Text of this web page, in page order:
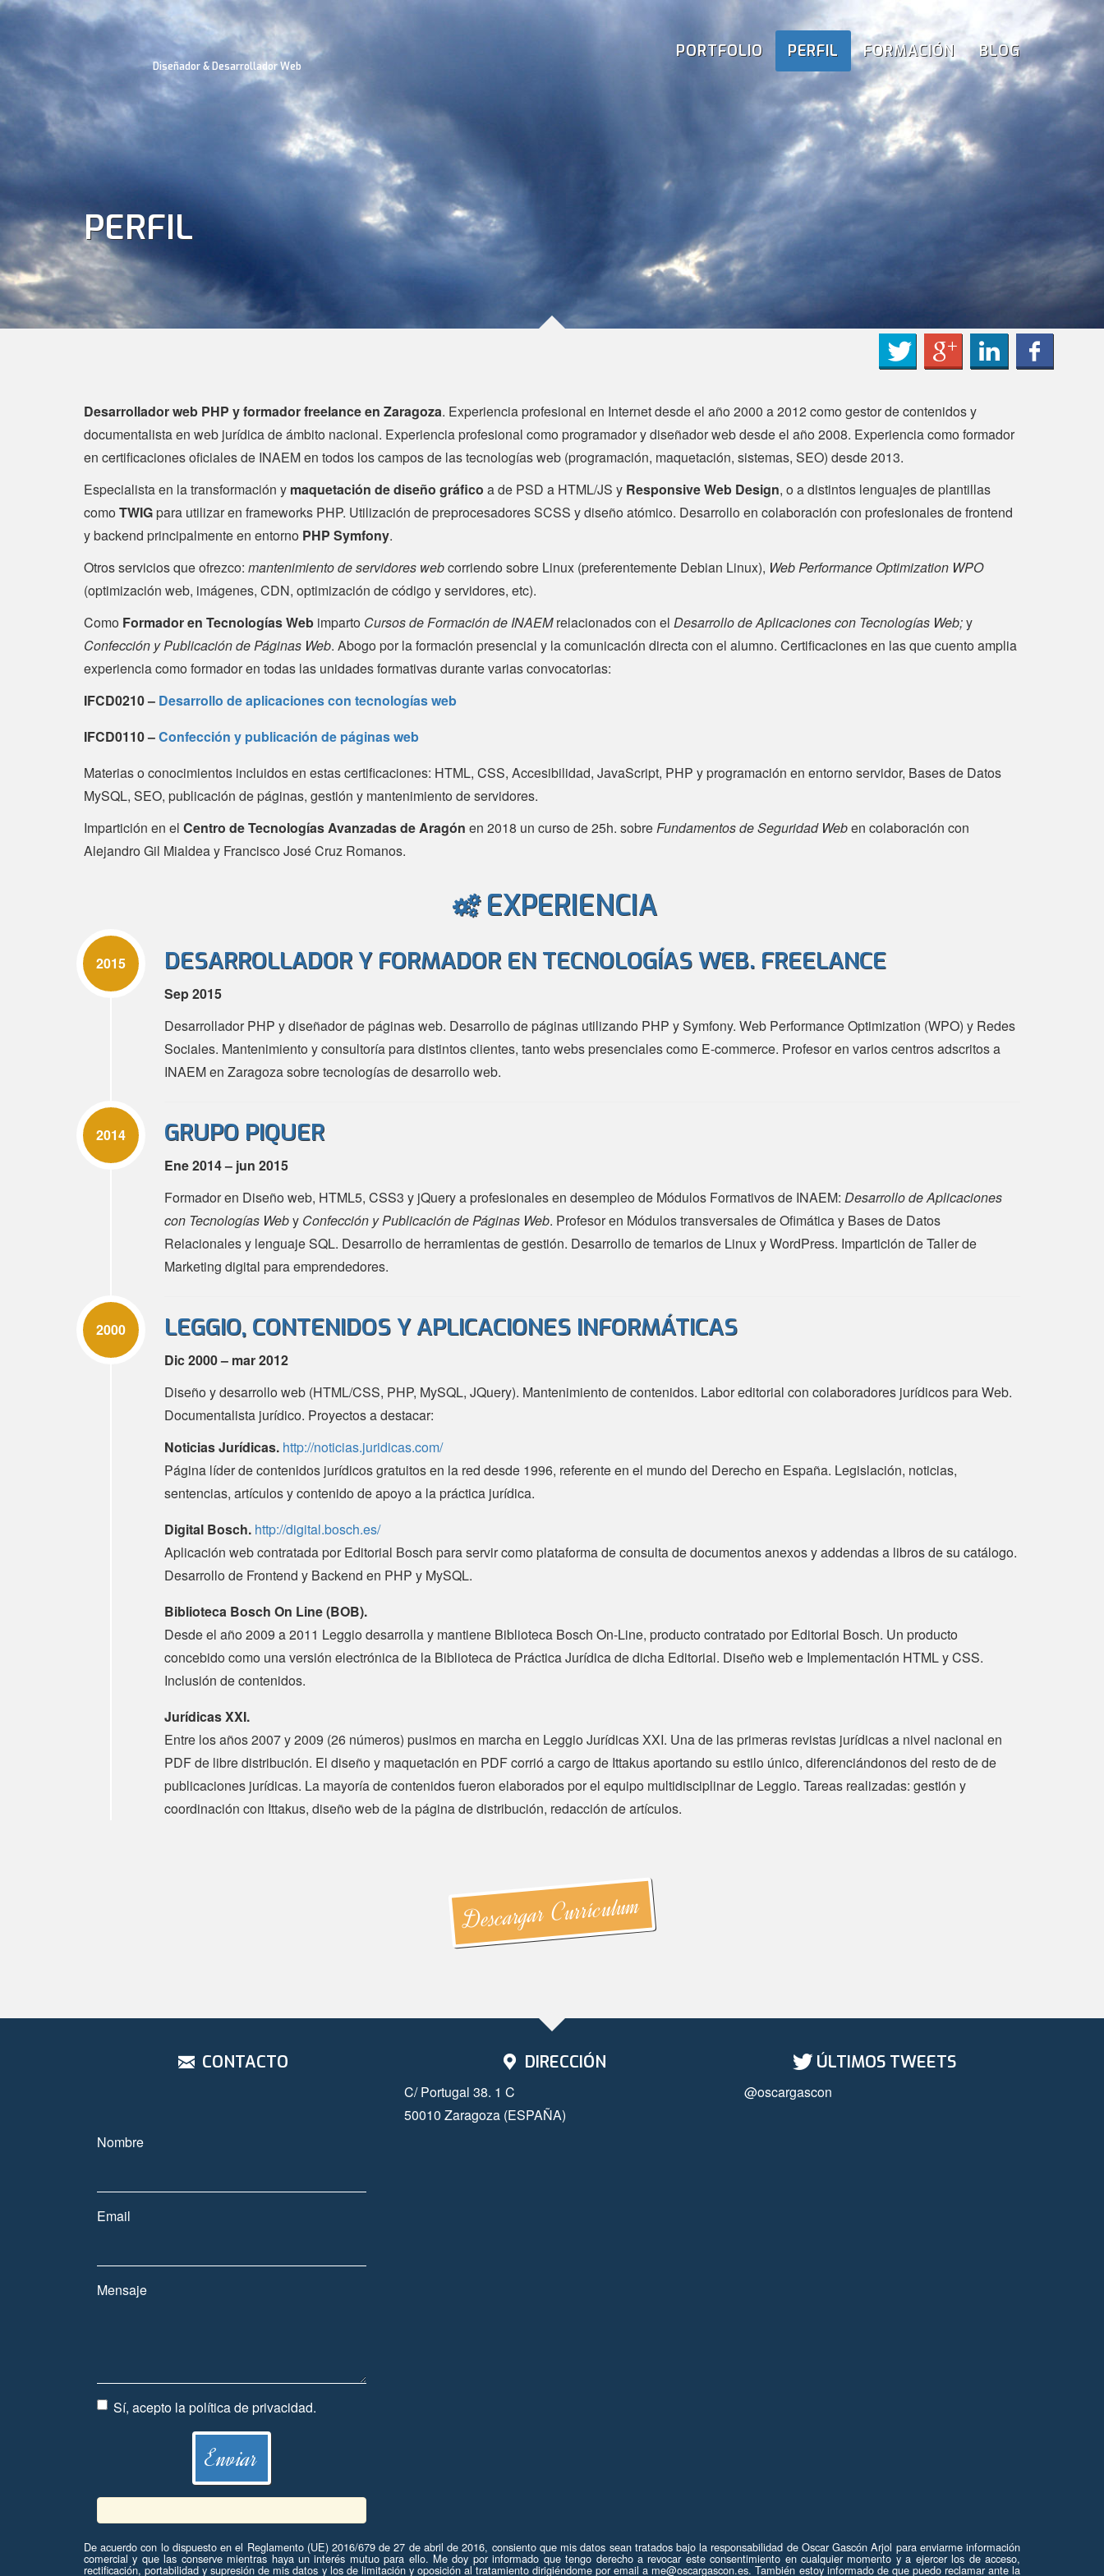
Diseñador & Desarrollador Web
PORTFOLIO PERFIL FORMACIÓN BLOG
PERFIL
Desarrollador web PHP y formador freelance en Zaragoza. Experiencia profesional en Internet desde el año 2000 a 2012 como gestor de contenidos y
documentalista en web jurídica de ámbito nacional. Experiencia profesional como programador y diseñador web desde el año 2008. Experiencia como formador
en certificaciones oficiales de INAEM en todos los campos de las tecnologías web (programación, maquetación, sistemas, SEO) desde 2013.
Especialista en la transformación y maquetación de diseño gráfico a de PSD a HTML/JS y Responsive Web Design, o a distintos lenguajes de plantillas
como TWIGpara utilizar en frameworks PHP. Utilización de preprocesadores SCSS y diseño atómico. Desarrollo en colaboración con profesionales de frontend
y backend principalmente en entorno PHP Symfony.
Otros servicios que ofrezco: mantenimiento de servidores webcorriendo sobre Linux (preferentemente Debian Linux), Web Performance Optimization WPO
(optimización web, imágenes, CDN, optimización de código y servidores, etc).
Como Formador en Tecnologías Web imparto Cursos de Formación de INAEMrelacionados con el Desarrollo de Aplicaciones con Tecnologías Web;y
Confección y Publicación de Páginas Web. Abogo por la formación presencial y la comunicación directa con el alumno. Certificaciones en las que cuento amplia
experiencia como formador en todas las unidades formativas durante varias convocatorias:
IFCD0210 – Desarrollo de aplicaciones con tecnologías web
IFCD0110 –Confección y publicación de páginas web
Materias o conocimientos incluidos en estas certificaciones: HTML, CSS, Accesibilidad, JavaScript, PHP y programación en entorno servidor, Bases de Datos
MySQL, SEO, publicación de páginas, gestión y mantenimiento de servidores.
Impartición en el Centro de Tecnologías Avanzadas de Aragón en 2018 un curso de 25h. sobreFundamentos de Seguridad Weben colaboración con
Alejandro Gil Mialdea y Francisco José Cruz Romanos.
EXPERIENCIA
2015 DESARROLLADOR Y FORMADOR EN TECNOLOGÍAS WEB. FREELANCE
Sep 2015
Desarrollador PHP y diseñador de páginas web. Desarrollo de páginas utilizando PHP y Symfony. Web Performance Optimization (WPO) y Redes
Sociales. Mantenimiento y consultoría para distintos clientes, tanto webs presenciales como E-commerce. Profesor en varios centros adscritos a
INAEM en Zaragoza sobre tecnologías de desarrollo web.
2014 GRUPO PIQUER
Ene 2014 – jun 2015
Formador en Diseño web, HTML5, CSS3 y jQuery a profesionales en desempleo de Módulos Formativos de INAEM: Desarrollo de Aplicaciones
con Tecnologías Weby Confección y Publicación de Páginas Web. Profesor en Módulos transversales de Ofimática y Bases de Datos
Relacionales y lenguaje SQL. Desarrollo de herramientas de gestión. Desarrollo de temarios de Linux y WordPress. Impartición de Taller de
Marketing digital para emprendedores.
2000 LEGGIO, CONTENIDOS Y APLICACIONES INFORMÁTICAS
Dic 2000 – mar 2012
Diseño y desarrollo web (HTML/CSS, PHP, MySQL, JQuery). Mantenimiento de contenidos. Labor editorial con colaboradores jurídicos para Web.
Documentalista jurídico. Proyectos a destacar:
Noticias Jurídicas. http://noticias.juridicas.com/
Página líder de contenidos jurídicos gratuitos en la red desde 1996, referente en el mundo del Derecho en España. Legislación, noticias,
sentencias, artículos y contenido de apoyo a la práctica jurídica.
Digital Bosch. http://digital.bosch.es/
Aplicación web contratada por Editorial Bosch para servir como plataforma de consulta de documentos anexos y addendas a libros de su catálogo.
Desarrollo de Frontend y Backend en PHP y MySQL.
Biblioteca Bosch On Line (BOB).
Desde el año 2009 a 2011 Leggio desarrolla y mantiene Biblioteca Bosch On-Line, producto contratado por Editorial Bosch. Un producto
concebido como una versión electrónica de la Biblioteca de Práctica Jurídica de dicha Editorial. Diseño web e Implementación HTML y CSS.
Inclusión de contenidos.
Jurídicas XXI.
Entre los años 2007 y 2009 (26 números) pusimos en marcha en Leggio Jurídicas XXI. Una de las primeras revistas jurídicas a nivel nacional en
PDF de libre distribución. El diseño y maquetación en PDF corrió a cargo de Ittakus aportando su estilo único, diferenciándonos del resto de de
publicaciones jurídicas. La mayoría de contenidos fueron elaborados por el equipo multidisciplinar de Leggio. Tareas realizadas: gestión y
coordinación con Ittakus, diseño web de la página de distribución, redacción de artículos.
Descargar Currículum
CONTACTO
Nombre
Email
Mensaje
Sí, acepto lapolítica de privacidad.
DIRECCIÓN
C/ Portugal 38. 1 C
50010 Zaragoza (ESPAÑA)
ÚLTIMOS TWEETS
@oscargascon
De acuerdo con lo dispuesto en el Reglamento (UE) 2016/679 de 27 de abril de 2016, consiento que mis datos sean tratados bajo la responsabilidad de Oscar Gascón Arjol para enviarme información
comercial y que las conserve mientras haya un interés mutuo para ello. Me doy por informado que tengo derecho a revocar este consentimiento en cualquier momento y a ejercer los de acceso,
rectificación, portabilidad y supresión de mis datos y los de limitación y oposición al tratamiento dirigiéndome por email a me@oscargascon.es. También estoy informado de que puedo reclamar ante la